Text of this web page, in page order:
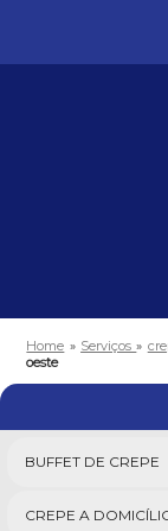
Home » Serviços»
oeste
BUFFET DE CREPE
CREPE A